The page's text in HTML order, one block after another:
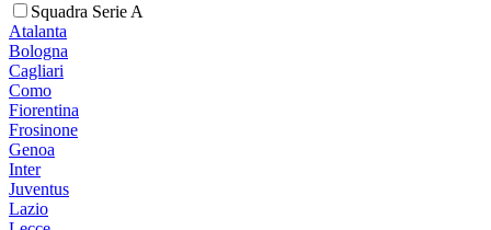
Squadra Serie A
Atalanta
Bologna
Cagliari
Como
Fiorentina
Frosinone
Genoa
Inter
Juventus
Lazio